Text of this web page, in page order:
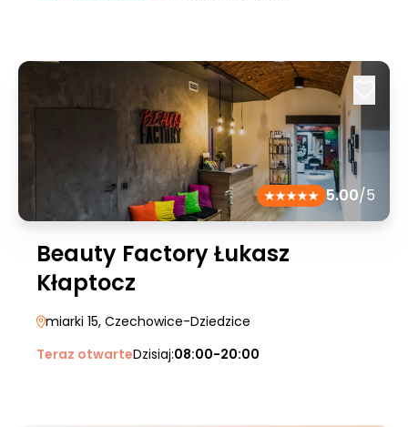
5.00/5
Beauty Factory Łukasz
Kłaptocz
miarki 15, Czechowice-Dziedzice
Teraz otwarteDzisiaj:08:00-20:00